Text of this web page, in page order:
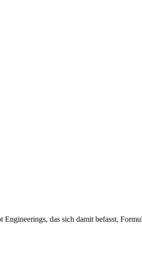
das sich damit befasst,